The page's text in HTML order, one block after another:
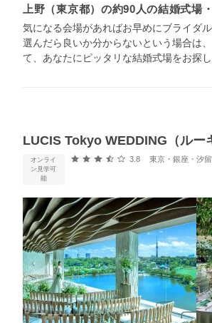
上野（東京都）の約90人の結婚式場
気になる会場があればお早めにブライダ
選んだら良いか分からないという場合は
て、あなたにピッタリな結婚式場をお探
LUCIS Tokyo WEDDING（ルー
オンライ
ン見学可
能
口コミ評価
3.8 東京・銀座・汐留・浜松